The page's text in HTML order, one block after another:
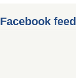
Facebook feed